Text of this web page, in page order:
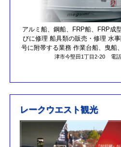
第17回オーナーズカップを更新
R元/10/25クラブハウスのリニュ
R元/8/25果情報更新しました
R元/6/29果情報更新しました
H30/11/7釣果情報更新しました
H30/9/30臨時休業のお知らせ！！
H30/9/24釣果情報更新しました
H30/7/21釣果情報更新しました
H30/4/21釣果情報更新しました
アルミ船、鋼船、FRP船、FRP成
びに修理 船具類の販売・修理 水
号に附帯する業務 作業台船、曳船
津市今堅田1丁目2-20
電
レークウエスト観光